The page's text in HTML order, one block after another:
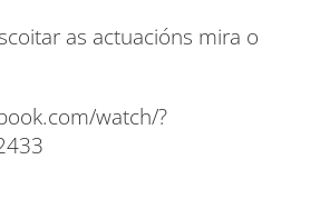
as actuacións mira o
watch/?